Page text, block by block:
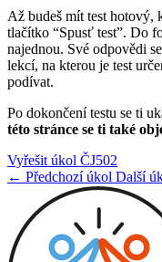
Až budeš mít test hotový,
tlačítko “Spusť test”. Do
najednou. Své odpovědi
lekcí, na kterou je test
podívat.
Po dokončení testu se ti
této stránce se ti také
Vyřešit úkol ČJ502
← Předchozí úkol Další